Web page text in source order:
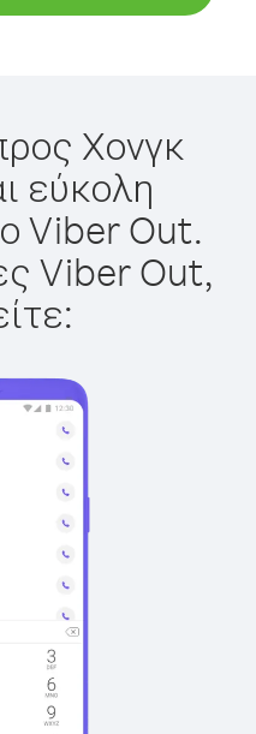
Χονγκ
εύκολη
Viber Out.
Viber Out,